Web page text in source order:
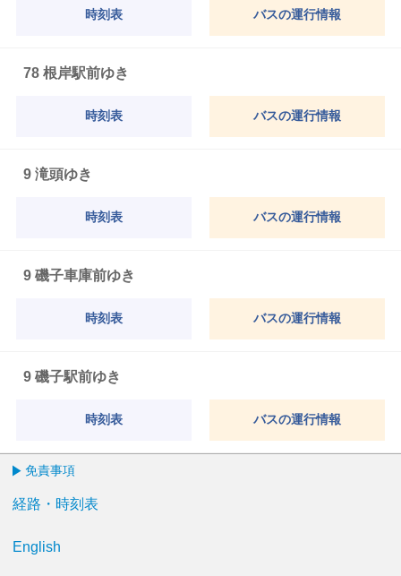
時刻表 バスの運行情報
78 根岸駅前ゆき
時刻表 バスの運行情報
9 滝頭ゆき
時刻表 バスの運行情報
9 磯子車庫前ゆき
時刻表 バスの運行情報
9 磯子駅前ゆき
時刻表 バスの運行情報
免責事項
経路・時刻表
English